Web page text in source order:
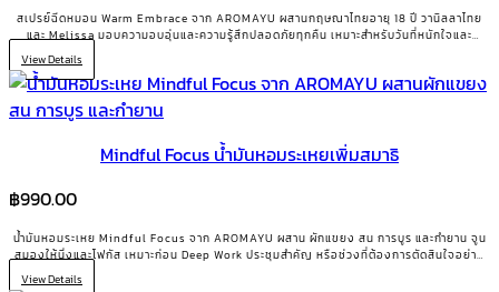
สเปรย์ฉีดหมอน Warm Embrace จาก AROMAYU ผสานกฤษณาไทยอายุ 18 ปี วานิลลาไทย
และ Melissa มอบความอบอุ่นและความรู้สึกปลอดภัยทุกคืน เหมาะสำหรับวันที่หนักใจและ
View Details
Mindful Focus น้ำมันหอมระเหยเพิ่มสมาธิ
฿990.00
น้ำมันหอมระเหย Mindful Focus จาก AROMAYU ผสาน ผักแขยง สน การบูร และกำยาน จูน
สมองให้นิ่งและโฟกัส เหมาะก่อน Deep Work ประชุมสำคัญ หรือช่วงที่ต้องการตัดสินใจอย่าง
View Details